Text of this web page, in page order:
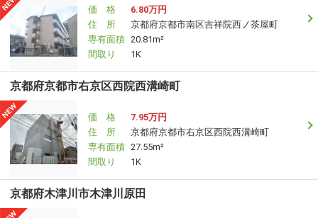
価 格
6.80万円
住 所
京都府京都市南区吉祥院西ノ茶屋町
専有面積 20.81m²
間取り
1K
京都府京都市右京区西院西溝崎町
価 格
7.95万円
住 所
京都府京都市右京区西院西溝崎町
専有面積 27.55m²
間取り
1K
京都府木津川市木津川原田